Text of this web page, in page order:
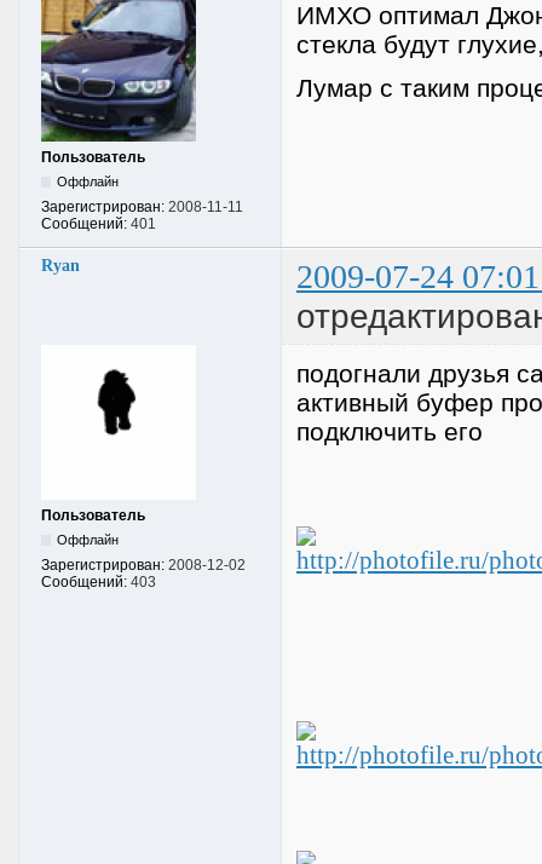
Пользователь
Оффлайн
Зарегистрирован: 2008-11-11
Сообщений: 401
ИМХО оптимал
стекла будут
Лумар с таким
Ryan 2009-07-24
Пользователь
Оффлайн
Зарегистрирован: 2008-12-02
Сообщений: 403
подогнали друзья
активный буфер
подключить его